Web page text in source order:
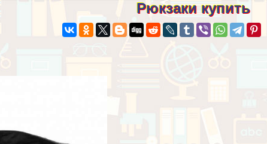
Рюкзаки купить